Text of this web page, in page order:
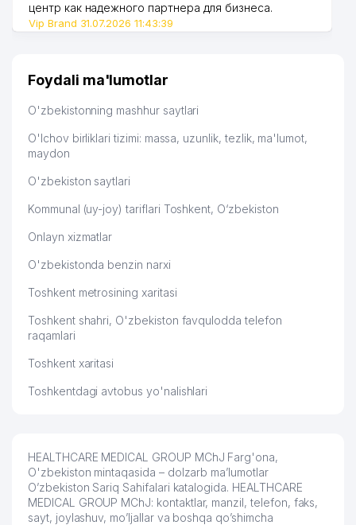
центр как надежного партнера для бизнеса.
Vip Brand 31.07.2026 11:43:39
Foydali ma'lumotlar
O'zbekistonning mashhur saytlari
O'lchov birliklari tizimi: massa, uzunlik, tezlik, ma'lumot,
maydon
O'zbekiston saytlari
Kommunal (uy-joy) tariflari Toshkent, O‘zbekiston
Onlayn xizmatlar
O'zbekistonda benzin narxi
Toshkent metrosining xaritasi
Toshkent shahri, O'zbekiston favqulodda telefon
raqamlari
Toshkent xaritasi
Toshkentdagi avtobus yo'nalishlari
HEALTHCARE MEDICAL GROUP MChJ Farg'ona,
O'zbekiston mintaqasida – dolzarb ma’lumotlar
O’zbekiston Sariq Sahifalari katalogida. HEALTHCARE
MEDICAL GROUP MChJ: kontaktlar, manzil, telefon, faks,
sayt, joylashuv, mo’ljallar va boshqa qo’shimcha